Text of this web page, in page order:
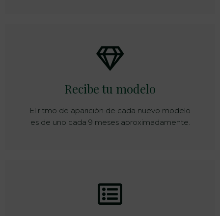
Recibe tu modelo
El ritmo de aparición de cada nuevo modelo
es de uno cada 9 meses aproximadamente.